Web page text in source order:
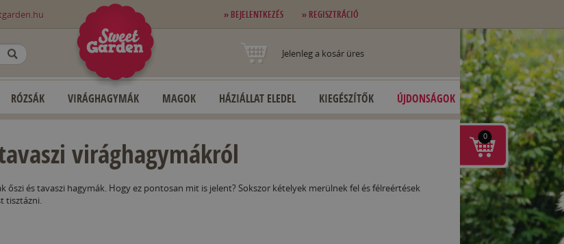
» BEJELENTKEZÉS » REGISZTRÁCIÓ
Jelenleg a kosár üres
RÓZSÁK VIRÁGHAGYMÁK MAGOK HÁZIÁLLAT ELEDEL KIEGÉSZÍTŐK ÚJDONSÁGOK
virághagymákról
és tavaszi hagymák. Hogy ez pontosan mit is jelent? Sokszor kételyek merülnek fel és félreértések
tisztázni.
0